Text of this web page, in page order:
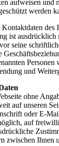
aufweisen und
werden
des
ist ausdrücklich
seine
und
ohne
auf unseren
oder E-
auf
zwischen Ihnen